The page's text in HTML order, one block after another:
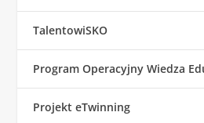
TalentowiSKO
Program Operacyjny Wiedza
Projekt eTwinning